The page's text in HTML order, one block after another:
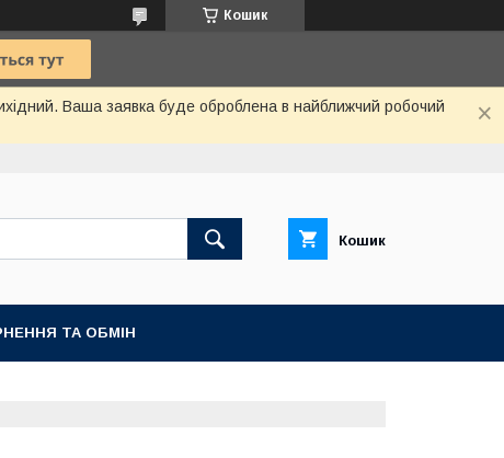
Кошик
Ваша заявка буде оброблена в найближчий робочий
Кошик
ТА ОБМІН